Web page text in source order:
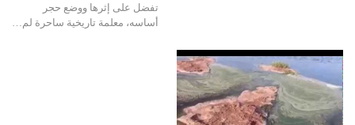
تفضل على إثرها ووضع حجر
أساسه، معلمة تاريخية ساحرة لم…